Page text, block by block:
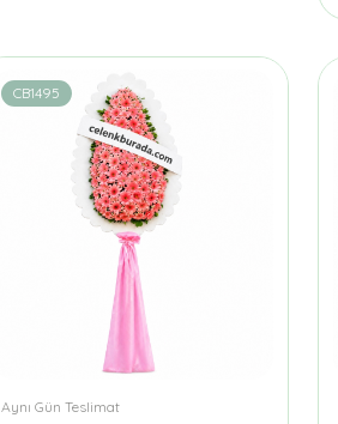
CB1495
Aynı Gün Teslimat